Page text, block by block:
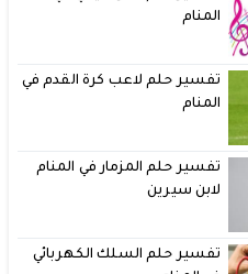
المنام
تفسير حلم لاعب كرة القدم في
المنام
تفسير حلم المزمار في المنام
لابن سيرين
تفسير حلم السلك الكهربائي